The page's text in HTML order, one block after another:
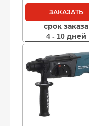
ЗАКАЗАТЬ
срок заказа
4 - 10 дней